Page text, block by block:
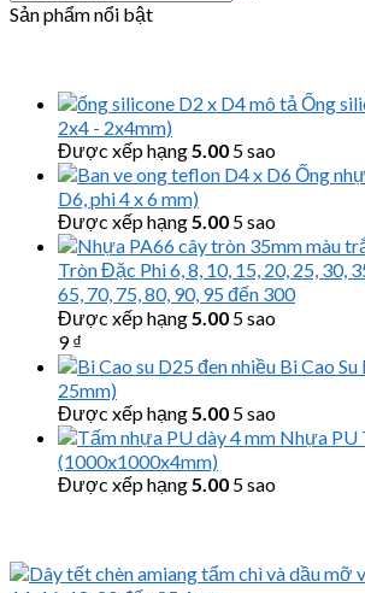
Sản phẩm nổi bật
Ống
2x4 - 2x4mm)
Được xếp hạng5.00 5 sao
Ống
D6, phi 4 x 6 mm)
Được xếp hạng5.00 5 sao
Tròn Đặc Phi 6, 8, 10, 15, 20, 25, 30,
65, 70, 75, 80, 90, 95 đến 300
Được xếp hạng5.00 5 sao
9₫
Bi Cao
25mm)
Được xếp hạng5.00 5 sao
Nhựa PU
(1000x1000x4mm)
Được xếp hạng5.00 5 sao